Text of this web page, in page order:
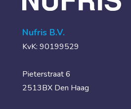
Nufris B.V.
KvK: 90199529
Pieterstraat 6
2513BX Den Haag